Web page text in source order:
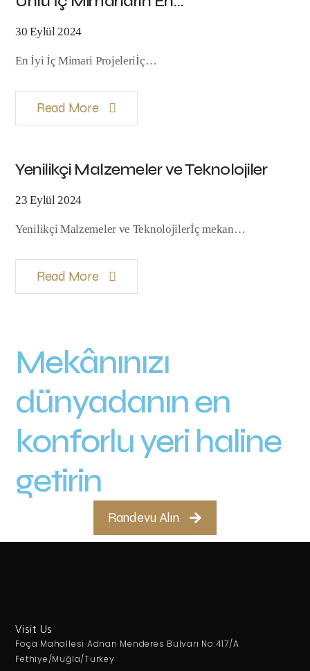
30 Eylül 2024
En İyi İç Mimari Projeleriİç…
Read More
Yenilikçi Malzemeler ve Teknolojiler
23 Eylül 2024
Yenilikçi Malzemeler ve Teknolojilerİç mekan…
Read More
Mekânınızı
dünyadanın en
konforlu yeri haline
getirin
Randevu Alın
Visit Us
Foça Mahallesi Adnan Menderes Bulvarı No:417/A
Fethiye/Muğla/Turkey